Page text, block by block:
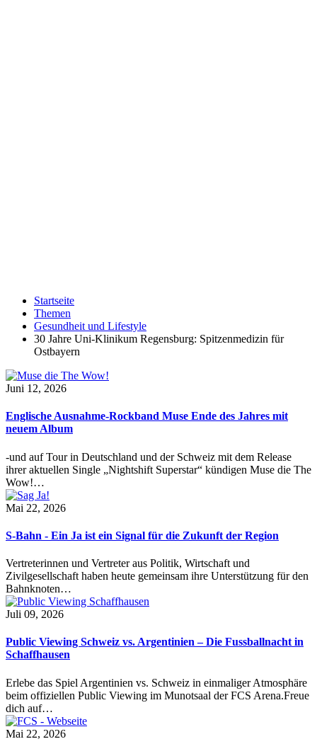
Startseite
Themen
Gesundheit und Lifestyle
30 Jahre Uni-Klinikum Regensburg: Spitzenmedizin für
Ostbayern
Juni 12, 2026
Englische Ausnahme-Rockband Muse Ende des Jahres mit
neuem Album
-und auf Tour in Deutschland und der Schweiz mit dem Release
ihrer aktuellen Single „Nightshift Superstar“ kündigen Muse die The
Wow!…
Mai 22, 2026
S-Bahn - Ein Ja ist ein Signal für die Zukunft der Region
Vertreterinnen und Vertreter aus Politik, Wirtschaft und
Zivilgesellschaft haben heute gemeinsam ihre Unterstützung für den
Bahnknoten…
Juli 09, 2026
Public Viewing Schweiz vs. Argentinien – Die Fussballnacht in
Schaffhausen
Erlebe das Spiel Argentinien vs. Schweiz in einmaliger Atmosphäre
beim offiziellen Public Viewing im Munotsaal der FCS Arena.Freue
dich auf…
Mai 22, 2026